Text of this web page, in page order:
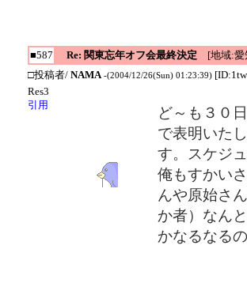
■587 Re: 関東忘年オフ会最終決定 [地域:愛
□投稿者/ NAMA -(2004/12/26(Sun) 01:23:39)
Res3
引用
ど～も３０
で表明いた
す。スケジ
俺もすかいさ
んや原始さ
か者）なんと
かなるなる